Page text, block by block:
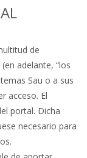
de
adelante, “los
Sau o a sus
acceso. El
portal. Dicha
necesario para